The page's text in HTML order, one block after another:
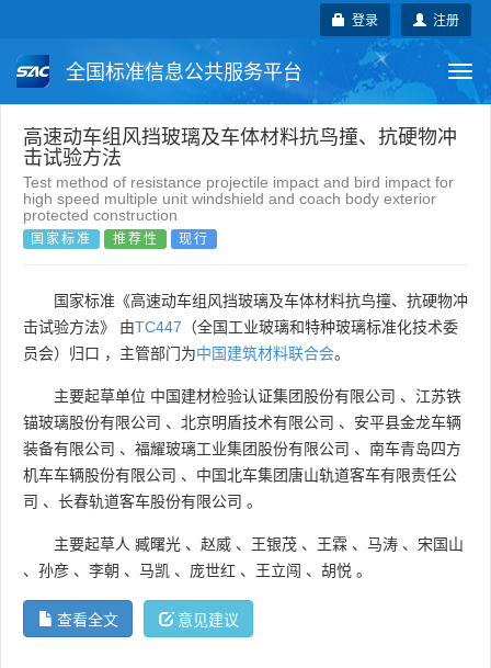
注册
登录
全国标准信息公共服务平台
国家标准 行业标准 地方标准
团体标准 企业标准 国际标准
国外标准 技术委员会
高速动车组风挡玻璃及车体材料抗鸟撞、抗硬物冲
击试验方法
Test method of resistance projectile impact and bird impact for
high speed multiple unit windshield and coach body exterior
protected construction
国家标准 推荐性 现行
国家标准《高速动车组风挡玻璃及车体材料抗鸟撞、抗硬物冲
击试验方法》 由TC447 （全国工业玻璃和特种玻璃标准化技术委
员会）归口 ，主管部门为中国建筑材料联合会。
主要起草单位 中国建材检验认证集团股份有限公司 、 江苏铁
锚玻璃股份有限公司 、 北京明盾技术有限公司 、 安平县金龙车辆
装备有限公司 、 福耀玻璃工业集团股份有限公司 、 南车青岛四方
机车车辆股份有限公司 、 中国北车集团唐山轨道客车有限责任公
司 、 长春轨道客车股份有限公司 。
主要起草人 臧曙光 、 赵威 、 王银茂 、 王霖 、 马涛 、 宋国山
、 孙彦 、 李朝 、 马凯 、 庞世红 、 王立闯 、 胡悦 。
查看全文 意见建议